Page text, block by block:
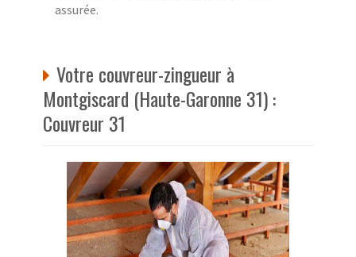
assurée.
Votre couvreur-zingueur à
Montgiscard (Haute-Garonne 31) :
Couvreur 31